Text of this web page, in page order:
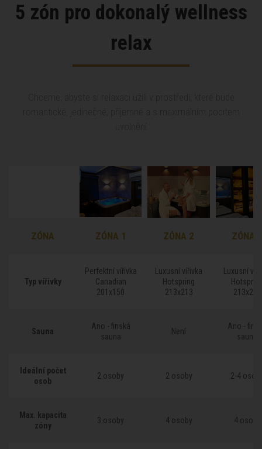
5 zón pro dokonalý wellness
relax
ZÓNA ZÓNA 1 ZÓNA 2 ZÓNA 3
Typ vířivky
Perfektní vířivka
Canadian
201x150
Luxusní vířivka
Hotspring
213x213
Luxusní
213x213
Sauna
Ano - finská
sauna
Není
Ano -
sauna
Ideální počet
osob
2 osoby 2 osoby 2-4
Max. kapacita
zóny
3 osoby 4 osoby 4 osoby
ZÓNA
Typ vířivky
Sauna
Ideální počet
osob
Max. kapacita
zóny